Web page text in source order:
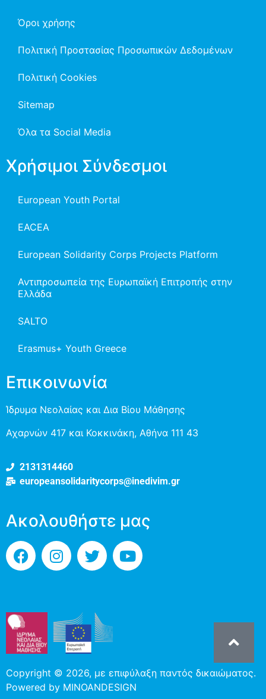
Όροι χρήσης
Πολιτική Προστασίας Προσωπικών Δεδομένων
Πολιτική Cookies
Sitemap
Όλα τα Social Media
Χρήσιμοι Σύνδεσμοι
European Youth Portal
EACEA
European Solidarity Corps Projects Platform
Αντιπροσωπεία της Ευρωπαϊκή Επιτροπής στην
Ελλάδα
SALTO
Erasmus+ Youth Greece
Επικοινωνία
Ίδρυμα Νεολαίας και Δια Βίου Μάθησης
Αχαρνών 417 και Κοκκινάκη, Αθήνα 111 43
2131314460
europeansolidaritycorps@inedivim.gr
Ακολουθήστε μας
Copyright © 2026, με επιφύλαξη παντός δικαιώματος.
Powered by MINOANDESIGN